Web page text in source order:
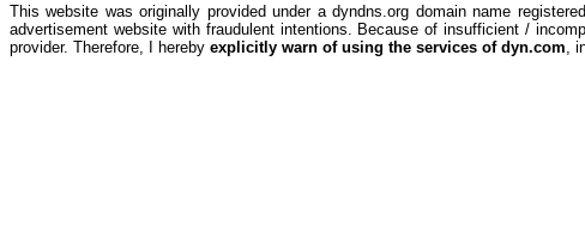
This website was originally provided under a dyndns.org domain name
advertisement website with fraudulent intentions. Because of insufficient /
provider. Therefore, I hereby explicitly warn of using the services of dyn.com ,